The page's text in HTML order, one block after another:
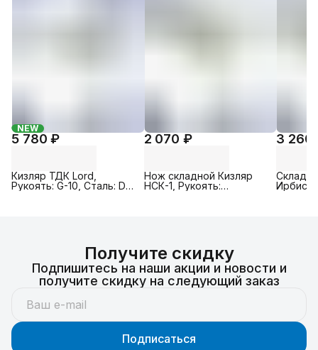
NEW
5 780 ₽
Кизляр ТДК Lord,
Рукоять: G-10, Сталь: D2 (
2 070 ₽
Нож складной Кизляр
НСК-1, Рукоять:
3 260
Ирбис с
Получите скидку
Подпишитесь на наши акции и новости и
получите скидку на следующий заказ
Подписаться